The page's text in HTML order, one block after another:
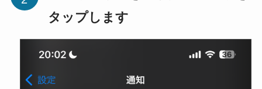
タップします